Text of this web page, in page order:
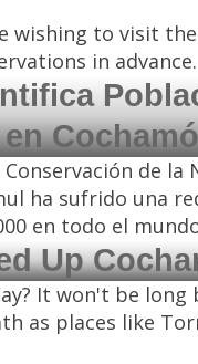
wishing to visit
in advance.
en Cochamó
de la
ha sufrido una
en todo el
Up
It won't be
as places like